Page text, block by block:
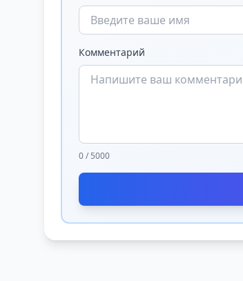
Комментарий
0 / 5000